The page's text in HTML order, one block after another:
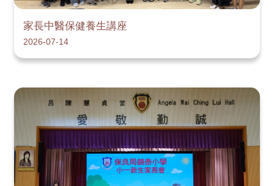
家長中醫保健養生講座
2026-07-14